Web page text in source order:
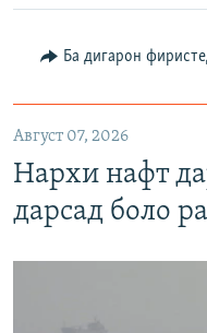
Ба дигарон
Август 07, 2026
Нархи нафт
дарсад боло